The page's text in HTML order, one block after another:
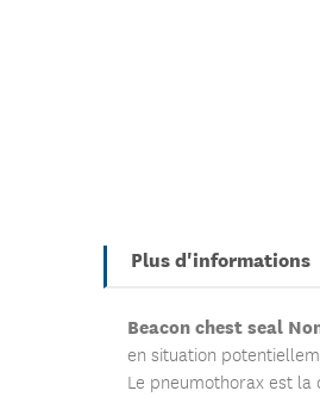
Plus d'informations
Beacon chest seal
en situation
Le pneumothorax est